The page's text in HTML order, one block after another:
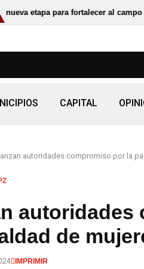
para fortalecer al campo
CAPITAL
autoridades compromiso por la
autoridades
de
IMPRIMIR